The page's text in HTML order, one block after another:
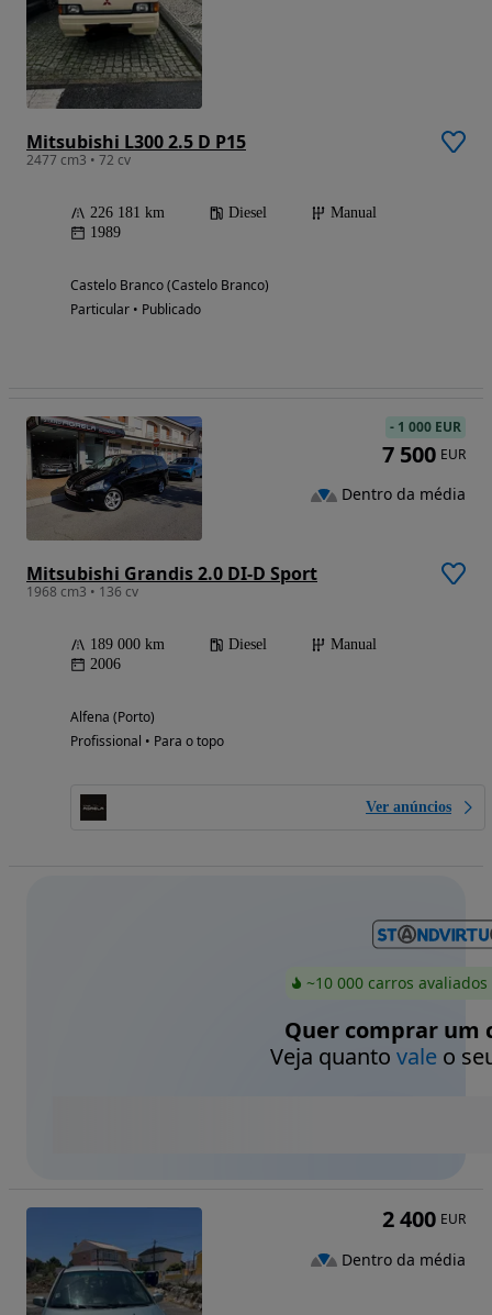
Mitsubishi L300 2.5 D P15
2477 cm3 • 72 cv
226 181 km Diesel
Manual
1989
Castelo Branco (Castelo Branco)
Particular • Publicado
Mitsubishi Grandis 2.0 DI-D Sport
1968 cm3 • 136 cv
189 000 km Diesel
Manual
2006
Alfena (Porto)
Profissional • Para o topo
Ver anúncios
- 1 000 EUR
7 500 EUR
Dentro da média
~10 000 carros
Quer comprar um
Veja quanto valeo
2 400 EUR
Dentro da média